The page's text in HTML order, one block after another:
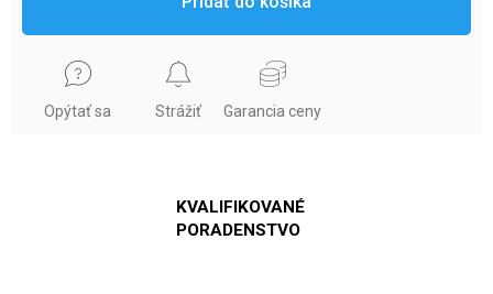
Opýtať sa Strážiť Garancia ceny
KVALIFIKOVANÉ
PORADENSTVO